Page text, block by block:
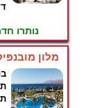
נותרו
מלון מובנפיק